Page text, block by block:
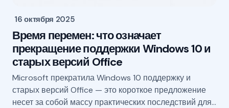
16 октября 2025
Время перемен: что означает
прекращение поддержки Windows 10 и
старых версий Office
Microsoft прекратила Windows 10 поддержку и
старых версий Office — это короткое предложение
несет за собой массу практических последствий для…